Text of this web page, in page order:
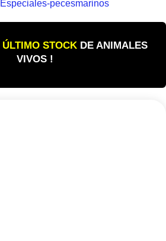
ÚLTIMO STOCK DE ANIMALES
VIVOS !